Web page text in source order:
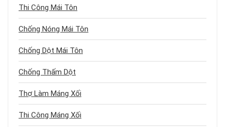
Thi Công Mái Tôn
Chống Nóng Mái Tôn
Chống Dột Mái Tôn
Chống Thấm Dột
Thợ Làm Máng Xối
Thi Công Máng Xối